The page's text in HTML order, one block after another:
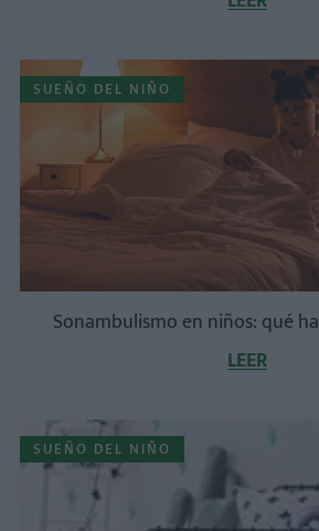
SUEÑO DEL NIÑO
Sonambulismo en niños: qué
LEER
SUEÑO DEL NIÑO